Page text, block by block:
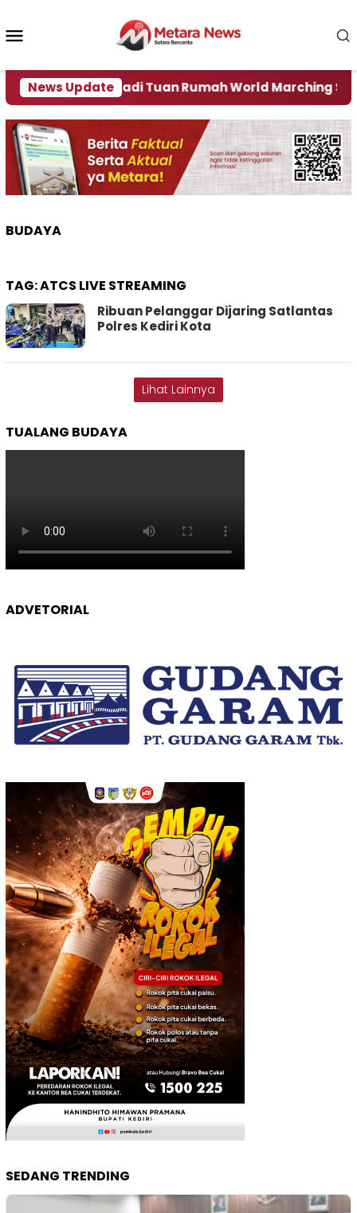
konten
News Update
Jember Jadi Tuan Rumah World Marching Sport
BUDAYA
TAG:ATCS LIVE STREAMING
Ribuan Pelanggar Dijaring Satlantas
Polres Kediri Kota
Lihat Lainnya
TUALANG BUDAYA
ADVETORIAL
SEDANG TRENDING